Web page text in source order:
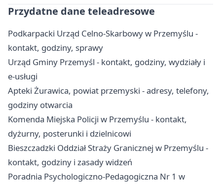
Przydatne dane teleadresowe
Podkarpacki Urząd Celno-Skarbowy w Przemyślu -
kontakt, godziny, sprawy
Urząd Gminy Przemyśl - kontakt, godziny, wydziały i
e-usługi
Apteki Żurawica, powiat przemyski - adresy, telefony,
godziny otwarcia
Komenda Miejska Policji w Przemyślu - kontakt,
dyżurny, posterunki i dzielnicowi
Bieszczadzki Oddział Straży Granicznej w Przemyślu -
kontakt, godziny i zasady widzeń
Poradnia Psychologiczno-Pedagogiczna Nr 1 w